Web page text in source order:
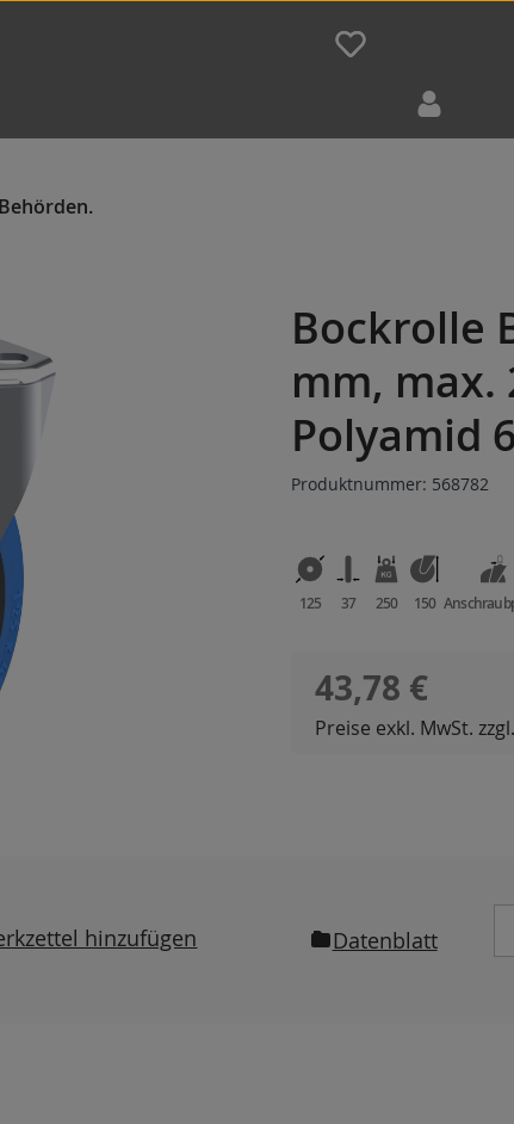
Bockrolle
mm, max.
Polyamid 6
Produktnummer: 568782
125 37 250 150
Regulärer Preis:
43,78 €
Preise exkl. MwSt.
hinzufügen Datenblatt